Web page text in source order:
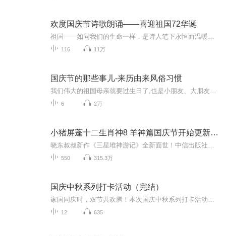
欢度国庆节诗歌朗诵——喜迎祖国72华诞
116 11万
国庆节的那些事儿-来历由来风俗习惯
6 2万
小猪屏蓬十二生肖神8 羊神篇国庆节开始更新啦！
550 315.3万
国庆中秋系列打卡活动（完结）
12 635